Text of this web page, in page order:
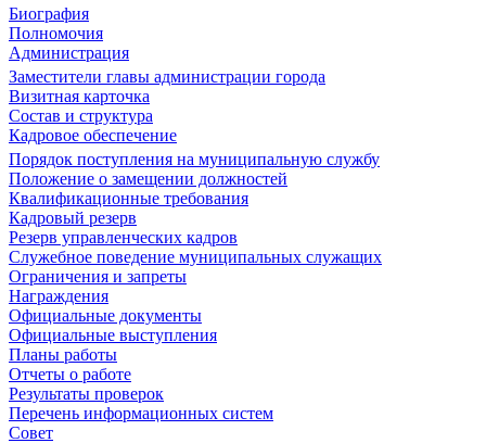
Биография
Полномочия
Администрация
Заместители главы администрации города
Визитная карточка
Состав и структура
Кадровое обеспечение
Порядок поступления на муниципальную службу
Положение о замещении должностей
Квалификационные требования
Кадровый резерв
Резерв управленческих кадров
Служебное поведение муниципальных служащих
Ограничения и запреты
Награждения
Официальные документы
Официальные выступления
Планы работы
Отчеты о работе
Результаты проверок
Перечень информационных систем
Совет